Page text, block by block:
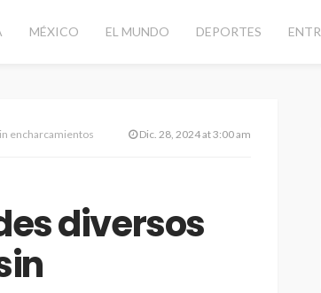
MÉXICO EL MUNDO DEPORTES
encharcamientos Dic. 28, 2024 at 3:00 am
diversos